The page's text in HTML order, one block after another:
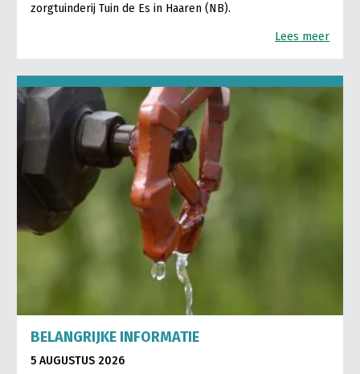
zorgtuinderij Tuin de Es in Haaren (NB).
Lees meer
BELANGRIJKE INFORMATIE
5 AUGUSTUS 2026